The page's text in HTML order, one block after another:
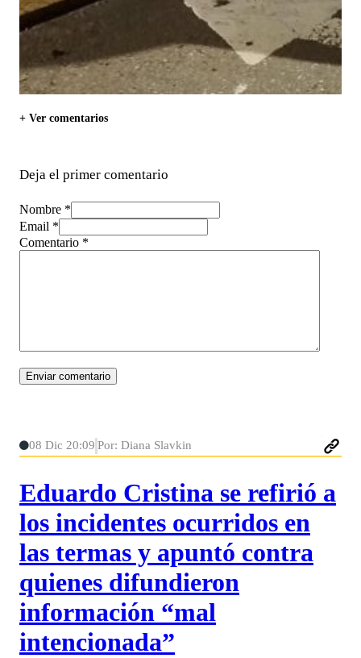
+ Ver comentarios
Deja el primer comentario
Nombre *
Email *
Comentario *
08 Dic 20:09 Por: Diana Slavkin
Eduardo Cristina se refirió a
los incidentes ocurridos en
las termas y apuntó contra
quienes difundieron
información “mal
intencionada”